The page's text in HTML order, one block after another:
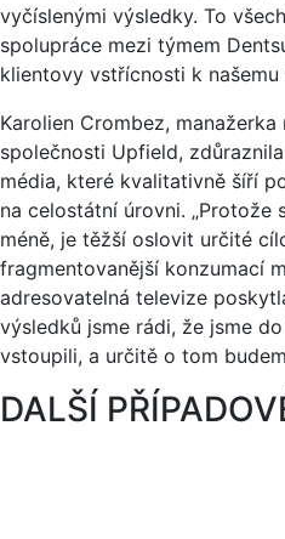
vyčíslenými výsledky. To
spolupráce mezi týmem
klientovy vstřícnosti k našemu
Karolien Crombez,
společnosti Upfield,
média, které kvalitativně šíří
na celostátní úrovni. „Protože
méně, je těžší oslovit určité
fragmentovanější konzumací
adresovatelná televize
výsledků jsme rádi, že jsme
vstoupili, a určitě o tom
DALŠÍ